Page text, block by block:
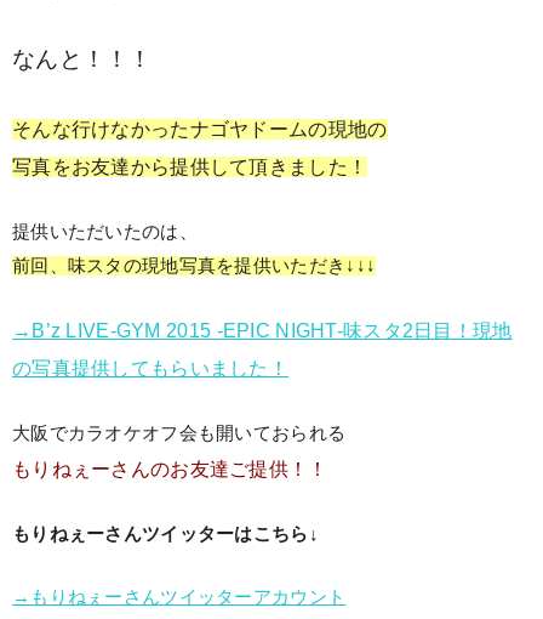
なんと！！！
そんな行けなかったナゴヤドームの現地の
写真をお友達から提供して頂きました！
提供いただいたのは、
前回、味スタの現地写真を提供いただき↓↓↓
→B’z LIVE-GYM 2015 -EPIC NIGHT-味スタ2日目！現地
の写真提供してもらいました！
大阪でカラオケオフ会も開いておられる
もりねぇーさんのお友達ご提供！！
もりねぇーさんツイッターはこちら↓
→もりねぇーさんツイッターアカウント